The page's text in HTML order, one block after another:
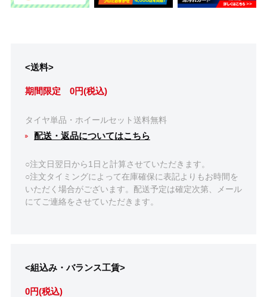
<送料>
期間限定 0円(税込)
タイヤ単品・ホイールセット送料無料
配送・返品についてはこちら
○注文日翌日から1日と計算させていただきます。
○注文タイミングによって在庫確保に表記よりもお時間を
いただく場合がございます。配送予定は確定次第、メール
にてご連絡をさせていただきます。
<組込み・バランス工賃>
0円(税込)